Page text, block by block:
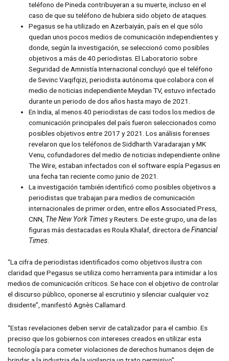
teléfono de Pineda contribuyeran a su muerte, incluso en el
caso de que su teléfono de hubiera sido objeto de ataques.
Pegasus se ha utilizado en Azerbaiyán, país en el que sólo
quedan unos pocos medios de comunicación independientes y
donde, según la investigación, se seleccionó como posibles
objetivos a más de 40 periodistas. El Laboratorio sobre
Seguridad de Amnistía Internacional concluyó que el teléfono
de Sevinc Vaqifqizi, periodista autónoma que colabora con el
medio de noticias independiente Meydan TV, estuvo infectado
durante un periodo de dos años hasta mayo de 2021.
En India, al menos 40 periodistas de casi todos los medios de
comunicación principales del país fueron seleccionados como
posibles objetivos entre 2017 y 2021. Los análisis forenses
revelaron que los teléfonos de Siddharth Varadarajan y MK
Venu, cofundadores del medio de noticias independiente online
The Wire, estaban infectados con el software espía Pegasus en
una fecha tan reciente como junio de 2021.
La investigación también identificó como posibles objetivos a
periodistas que trabajan para medios de comunicación
internacionales de primer orden, entre ellos Associated Press,
CNN, The New York Timesy Reuters. De este grupo, una de las
figuras más destacadas es Roula Khalaf, directora deFinancial
Times.
“La cifra de periodistas identificados como objetivos ilustra con
claridad que Pegasus se utiliza como herramienta para intimidar a los
medios de comunicación críticos. Se hace con el objetivo de controlar
el discurso público, oponerse al escrutinio y silenciar cualquier voz
disidente”, manifestó Agnès Callamard.
“Estas revelaciones deben servir de catalizador para el cambio. Es
preciso que los gobiernos con intereses creados en utilizar esta
tecnología para cometer violaciones de derechos humanos dejen de